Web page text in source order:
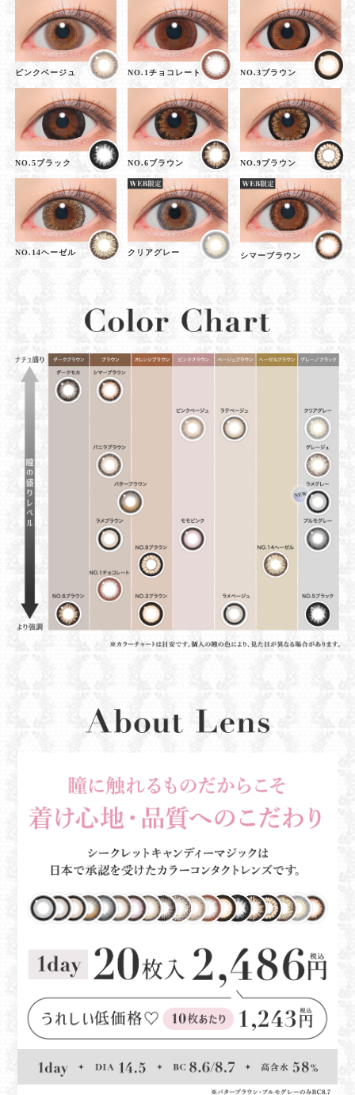
ピンクベージュ NO.1チョコレート NO.3ブラウン
NO.5ブラック NO.6ブラウン NO.9ブラウン
NO.14ヘーゼル クリアグレー シマーブラウン